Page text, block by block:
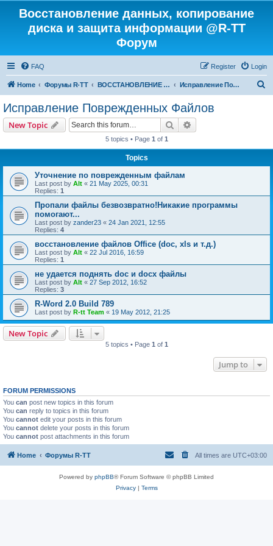
Восстановление данных, копирование
диска и защита информации @R-TT
Форум
FAQ Login
Register
Home Форумы R-TT ВОССТАНОВЛЕНИЕ ДАННЫХ И УДАЛЕННЫХ ФАЙЛОВ Исправление Поврежденных Файлов
Исправление Поврежденных Файлов
New Topic Search
5 topics • Page 1 of 1
Topics
Уточнение по поврежденным файлам
Last post by Alt « 21 May 2025, 00:31
Replies: 1
Пропали файлы безвозвратно!Никакие программы
помогают...
Last post by zander23 « 24 Jan 2021, 12:55
Replies: 4
восстановление файлов Office (doc, xls и т.д.)
Last post by Alt « 22 Jul 2016, 16:59
Replies: 1
не удается поднять doc и docx файлы
Last post by Alt « 27 Sep 2012, 16:52
Replies: 3
R-Word 2.0 Build 789
Last post by R-tt Team « 19 May 2012, 21:25
New Topic
5 topics • Page 1 of 1
Jump to
FORUM PERMISSIONS
You can post new topics in this forum
You can reply to topics in this forum
You cannot edit your posts in this forum
You cannot delete your posts in this forum
You cannot post attachments in this forum
Home Форумы R-TT All times are UTC+03:00
Powered by phpBB® Forum Software © phpBB Limited
Privacy| Terms